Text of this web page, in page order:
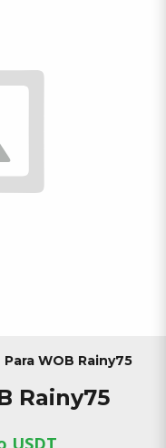
WOB Rainy75
Rainy75
USDT